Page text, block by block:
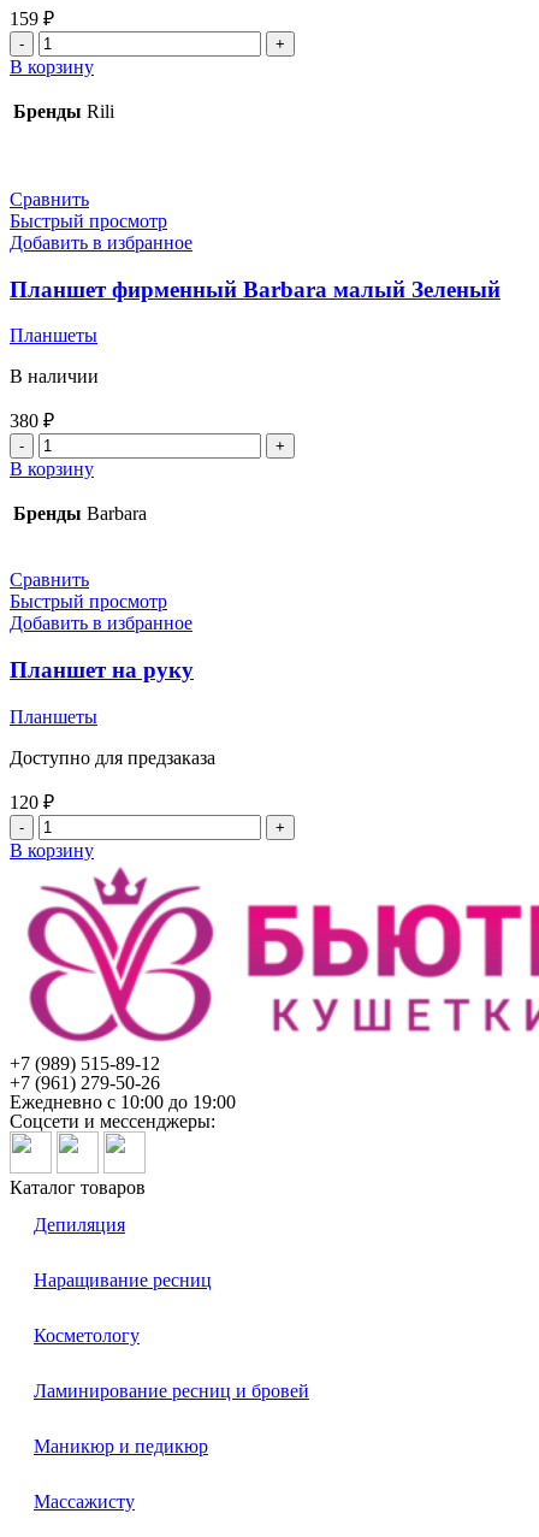
159 ₽
Количество
товара
Lovely
Rili
В корзину
Бренды Rili
Сравнить
Быстрый просмотр
Добавить в избранное
Планшет фирменный Barbara малый Зеленый
Планшеты
В наличии
380 ₽
Количество
товара
фирменный
Barbara
Зеленый
В корзину
Бренды Barbara
Сравнить
Быстрый просмотр
Добавить в избранное
Планшет на руку
Планшеты
Доступно для предзаказа
120 ₽
Количество
товара
на
руку
В корзину
+7 (989) 515-89-12
+7 (961) 279-50-26
Ежедневно с 10:00 до 19:00
Соцсети и мессенджеры:
Каталог товаров
Депиляция
Наращивание ресниц
Косметологу
Ламинирование ресниц и бровей
Маникюр и педикюр
Массажисту